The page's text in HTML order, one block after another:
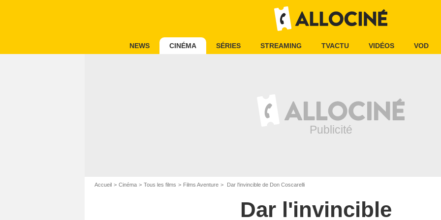
NEWS CINÉMA SÉRIES STREAMING TVACTU VIDÉOS VOD
Accueil Cinéma Tous les films Films Aventure Dar l'invincible de Don Coscarelli
Dar l'invincible